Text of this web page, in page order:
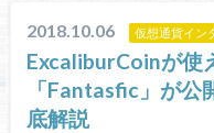
2018.10.06 仮想通貨イン
ExcaliburCoinが使
「Fantasfic」が公
底解説